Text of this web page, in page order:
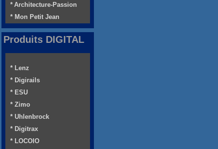
* Architecture-Passion
* Mon Petit Jean
Produits DIGITAL
* Lenz
* Digirails
* ESU
* Zimo
* Uhlenbrock
* Digitrax
* LOCOIO